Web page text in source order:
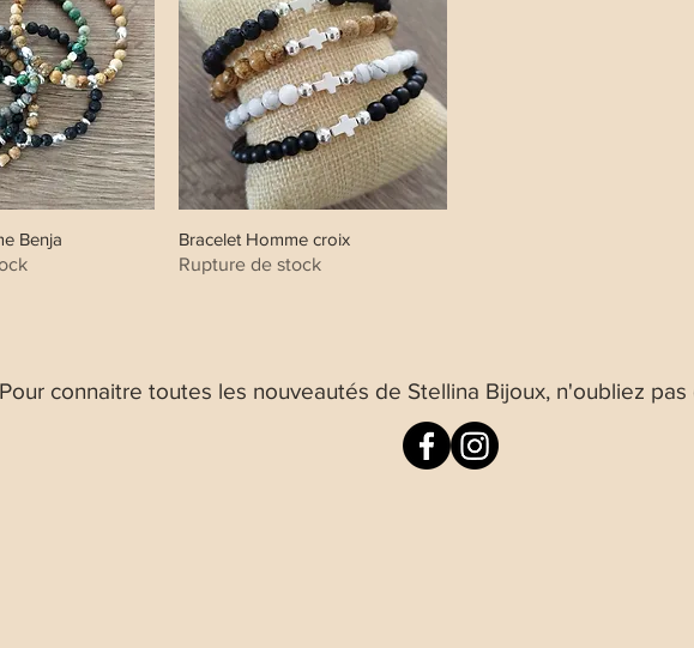
rapide
Benja
Aperçu rapide
Bracelet Homme croix
Rupture de stock
Pour connaitre toutes les nouveautés de Stellina Bijoux, n'oubliez